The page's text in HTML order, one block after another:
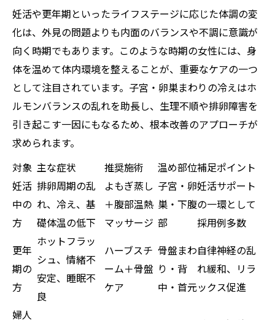
妊活や更年期といったライフステージに応じた体調の変
化は、外見の問題よりも内面のバランスや不調に意識が
向く時期でもあります。このような時期の女性には、身
体を温めて体内環境を整えることが、重要なケアの一つ
として注目されています。子宮・卵巣まわりの冷えはホ
ルモンバランスの乱れを助長し、生理不順や排卵障害を
引き起こす一因にもなるため、根本改善のアプローチが
求められます。
対象 主な症状 推奨施術 温め部位補足ポイント
妊活
中の
方
排卵周期の乱
れ、冷え、基
礎体温の低下
よもぎ蒸し
＋腹部温熱
マッサージ
子宮・卵
巣・下腹
部
妊活サポート
の一環として
採用例多数
更年
期の
方
ホットフラッ
シュ、情緒不
安定、睡眠不
良
ハーブスチ
ーム＋骨盤
ケア
骨盤まわ
り・背
中・首元
自律神経の乱
れ緩和、リラ
ックス促進
婦人